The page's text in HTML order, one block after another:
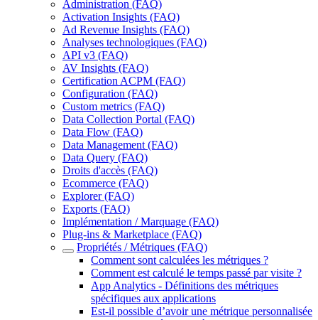
Administration (FAQ)
Activation Insights (FAQ)
Ad Revenue Insights (FAQ)
Analyses technologiques (FAQ)
API v3 (FAQ)
AV Insights (FAQ)
Certification ACPM (FAQ)
Configuration (FAQ)
Custom metrics (FAQ)
Data Collection Portal (FAQ)
Data Flow (FAQ)
Data Management (FAQ)
Data Query (FAQ)
Droits d'accès (FAQ)
Ecommerce (FAQ)
Explorer (FAQ)
Exports (FAQ)
Implémentation / Marquage (FAQ)
Plug-ins & Marketplace (FAQ)
Propriétés / Métriques (FAQ)
Comment sont calculées les métriques ?
Comment est calculé le temps passé par visite ?
App Analytics - Définitions des métriques
spécifiques aux applications
Est-il possible d’avoir une métrique personnalisée